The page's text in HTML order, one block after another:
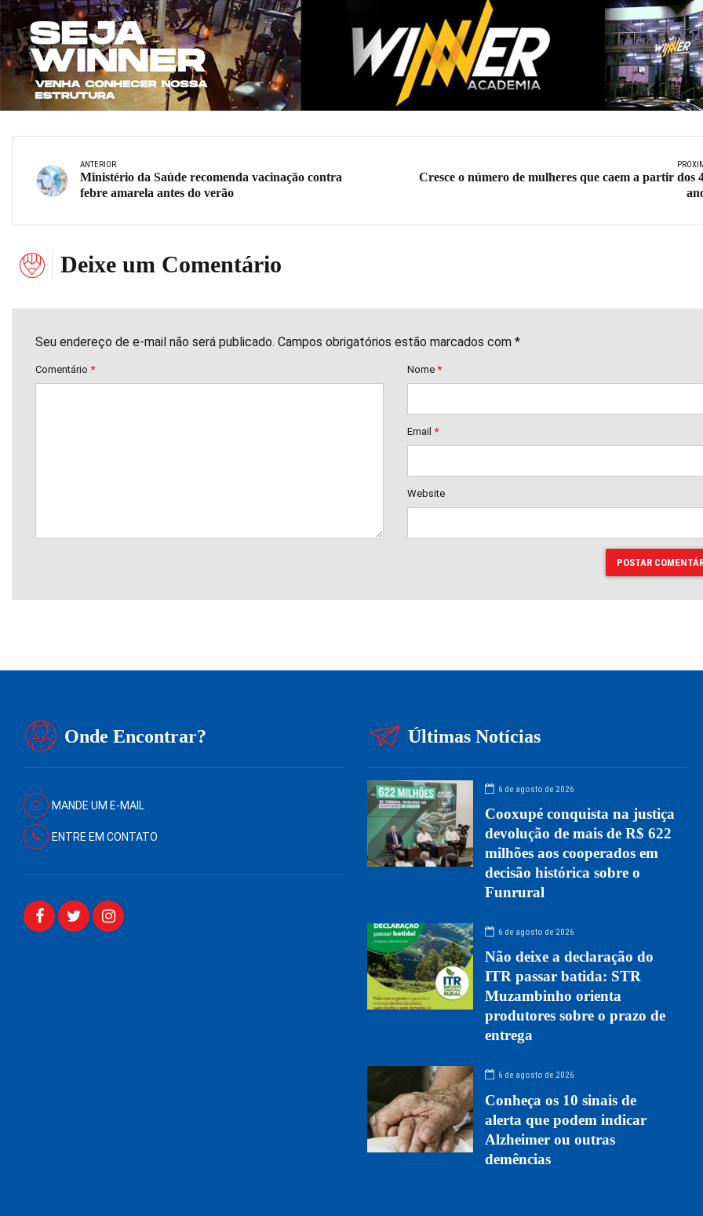
ANTERIOR
Ministério da Saúde recomenda vacinação contra
febre amarela antes do verão
Cresce o número de mulheres que caem a partir dos
Deixe um Comentário
Seu endereço de e-mail não será publicado. Campos obrigatórios estão marcados com *
Comentário * Nome *
Email *
Website
POSTAR
Onde Encontrar?
MANDE UM E-MAIL
ENTRE EM CONTATO
Últimas Notícias
6 de agosto de 2026
Cooxupé conquista na justiça
devolução de mais de R$ 622
milhões aos cooperados em
decisão histórica sobre o
Funrural
6 de agosto de 2026
Não deixe a declaração do
ITR passar batida: STR
Muzambinho orienta
produtores sobre o prazo de
entrega
6 de agosto de 2026
Conheça os 10 sinais de
alerta que podem indicar
Alzheimer ou outras
demências